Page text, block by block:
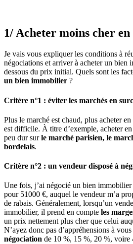
1/ Acheter moins cher
Je vais vous expliquer les conditions à
négociations et arriver à acheter un bien
dessous du prix initial. Quels sont les
un bien immobilier ?
Critère n°1 : éviter les marchés en
Plus le marché est chaud, plus acheter
est difficile. À titre d’exemple, acheter
peu dur surle marché parisien, le
bordelais.
Critère n°2 : un vendeur disposé à
Une fois, j’ai négocié un bien
pour 51000 €, auquel le vendeur m’a
de rabais. Généralement, lorsqu’un
immobilier, il prend en compte les
un prix nettement plus cher que celui
N’ayez donc pas d’appréhensions à
négociation de 10 %, 15 %, 20 %,